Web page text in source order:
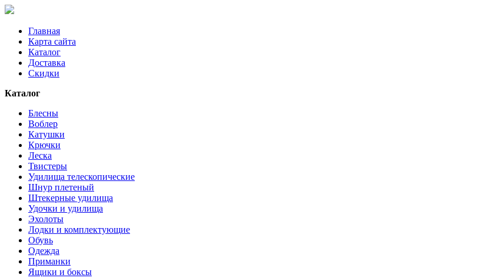
Главная
Карта сайта
Каталог
Доставка
Скидки
Каталог
Блесны
Воблер
Катушки
Крючки
Леска
Твистеры
Удилища телескопические
Шнур плетеный
Штекерные удилища
Удочки и удилища
Эхолоты
Лодки и комплектующие
Обувь
Одежда
Приманки
Ящики и боксы